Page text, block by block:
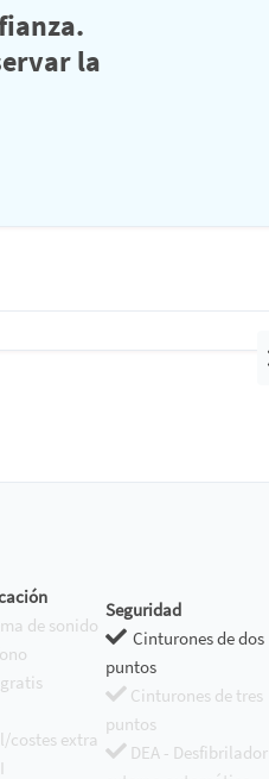
la
de sonido
costes extra
Seguridad
Cinturones de dos
puntos
Cinturones de tres
puntos
DEA - Desfibrilador